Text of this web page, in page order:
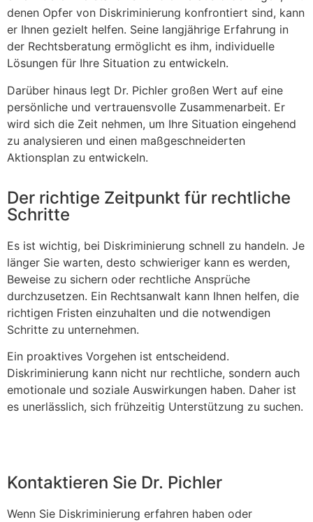
denen Opfer von Diskriminierung konfrontiert sind, kann
er Ihnen gezielt helfen. Seine langjährige Erfahrung in
der Rechtsberatung ermöglicht es ihm, individuelle
Lösungen für Ihre Situation zu entwickeln.
Darüber hinaus legt Dr. Pichler großen Wert auf eine
persönliche und vertrauensvolle Zusammenarbeit. Er
wird sich die Zeit nehmen, um Ihre Situation eingehend
zu analysieren und einen maßgeschneiderten
Aktionsplan zu entwickeln.
Der richtige Zeitpunkt für rechtliche
Schritte
Es ist wichtig, bei Diskriminierung schnell zu handeln. Je
länger Sie warten, desto schwieriger kann es werden,
Beweise zu sichern oder rechtliche Ansprüche
durchzusetzen. Ein Rechtsanwalt kann Ihnen helfen, die
richtigen Fristen einzuhalten und die notwendigen
Schritte zu unternehmen.
Ein proaktives Vorgehen ist entscheidend.
Diskriminierung kann nicht nur rechtliche, sondern auch
emotionale und soziale Auswirkungen haben. Daher ist
es unerlässlich, sich frühzeitig Unterstützung zu suchen.
Kontaktieren Sie Dr. Pichler
Wenn Sie Diskriminierung erfahren haben oder